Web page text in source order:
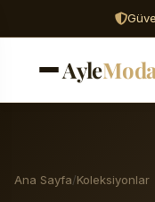
AyleModa
Ana Sayfa Koleksiyonlar